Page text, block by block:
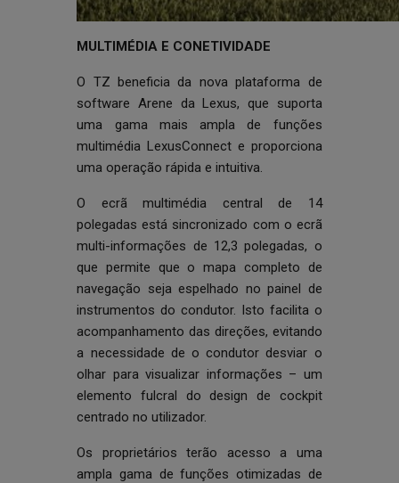
MULTIMÉDIA E CONETIVIDADE
O TZ beneficia da nova plataforma de
software Arene da Lexus, que suporta
uma gama mais ampla de funções
multimédia LexusConnect e proporciona
uma operação rápida e intuitiva.
O ecrã multimédia central de 14
polegadas está sincronizado com o ecrã
multi-informações de 12,3 polegadas, o
que permite que o mapa completo de
navegação seja espelhado no painel de
instrumentos do condutor. Isto facilita o
acompanhamento das direções, evitando
a necessidade de o condutor desviar o
olhar para visualizar informações – um
elemento fulcral do design de cockpit
centrado no utilizador.
Os proprietários terão acesso a uma
ampla gama de funções otimizadas de